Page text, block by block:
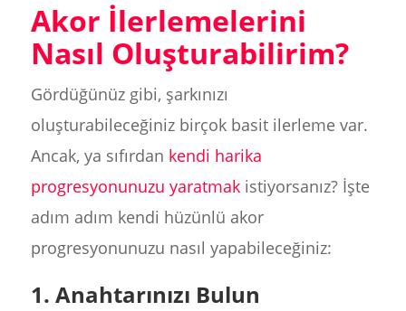
Akor İlerlemelerini
Nasıl Oluşturabilirim?
Gördüğünüz gibi, şarkınızı
oluşturabileceğiniz birçok basit ilerleme var.
Ancak, ya sıfırdan kendi harika
progresyonunuzu yaratmakistiyorsanız? İşte
adım adım kendi hüzünlü akor
progresyonunuzu nasıl yapabileceğiniz:
1. Anahtarınızı Bulun